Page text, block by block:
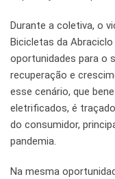
Durante a coletiva, o
Bicicletas da
oportunidades para o
recuperação e
esse cenário, que
eletrificados, é
do consumidor,
pandemia.
Na mesma